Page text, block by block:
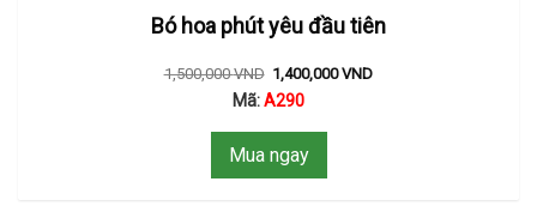
Bó hoa phút yêu đầu tiên
1,500,000VND 1,400,000VND
Mã:A290
Mua ngay